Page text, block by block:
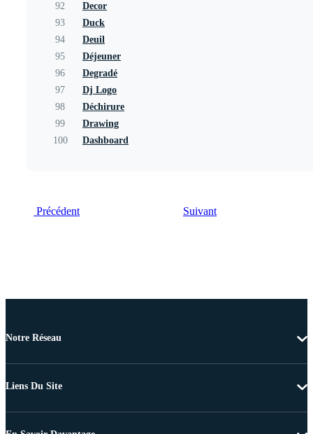
92
Decor
93
Duck
94
Deuil
95
Déjeuner
96
Degradé
97
Dj Logo
98
Déchirure
99
Drawing
100
Dashboard
Précédent Suivant
Notre Réseau
Liens Du Site